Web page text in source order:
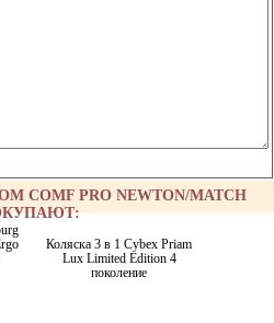
PRO NEWTON/MATCH
Коляска 3 в 1 Cybex Priam
Lux Limited Edition 4
поколение